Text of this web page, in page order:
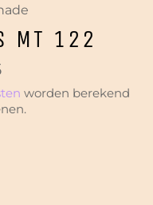
MT 122
worden berekend